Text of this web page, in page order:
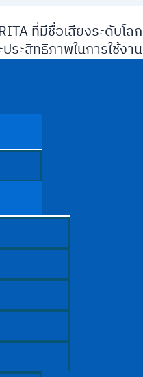
ที่มีชื่อเสียงระดับโลก
ระสิทธิภาพในการใช้งาน